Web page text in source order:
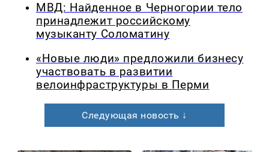
МВД: Найденное в Черногории тело
принадлежит российскому
музыканту Соломатину
«Новые люди» предложили бизнесу
участвовать в развитии
велоинфраструктуры в Перми
Следующая новость ↓